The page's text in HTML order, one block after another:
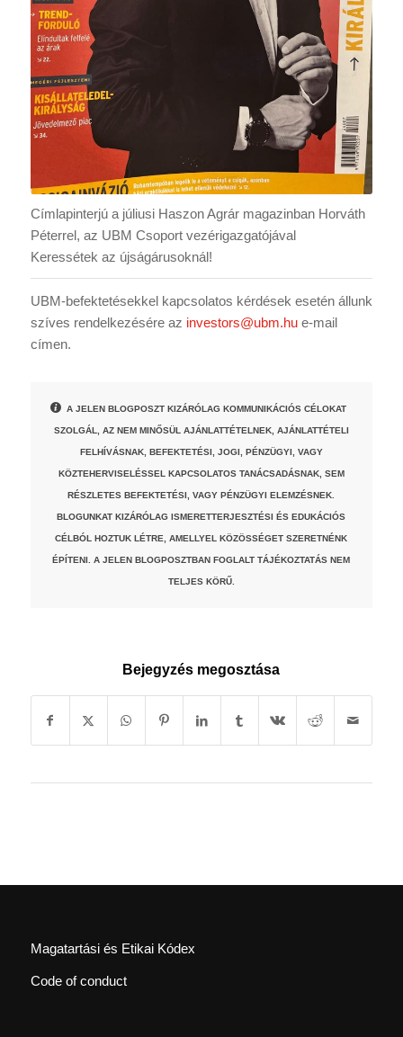
Címlapinterjú a júliusi Haszon Agrár magazinban Horváth
Péterrel, az UBM Csoport vezérigazgatójával
Keressétek az újságárusoknál!
UBM-befektetésekkel kapcsolatos kérdések esetén állunk
szíves rendelkezésére az investors@ubm.hue-mail
címen.
A JELEN BLOGPOSZT KIZÁRÓLAG KOMMUNIKÁCIÓS CÉLOKAT
SZOLGÁL, AZ NEM MINŐSÜL AJÁNLATTÉTELNEK, AJÁNLATTÉTELI
FELHÍVÁSNAK, BEFEKTETÉSI, JOGI, PÉNZÜGYI, VAGY
KÖZTEHERVISELÉSSEL KAPCSOLATOS TANÁCSADÁSNAK, SEM
RÉSZLETES BEFEKTETÉSI, VAGY PÉNZÜGYI ELEMZÉSNEK.
BLOGUNKAT KIZÁRÓLAG ISMERETTERJESZTÉSI ÉS EDUKÁCIÓS
CÉLBÓL HOZTUK LÉTRE, AMELLYEL KÖZÖSSÉGET SZERETNÉNK
ÉPÍTENI. A JELEN BLOGPOSZTBAN FOGLALT TÁJÉKOZTATÁS NEM
TELJES KÖRŰ.
Bejegyzés megosztása
Magatartási és Etikai Kódex
Code of conduct